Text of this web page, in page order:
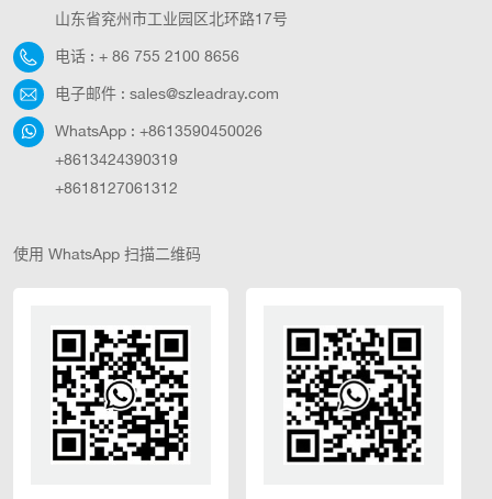
山东省兖州市工业园区北环路17号
电话 : + 86 755 2100 8656
电子邮件 : sales@szleadray.com
WhatsApp : +8613590450026
+8613424390319
+8618127061312
使用 WhatsApp 扫描二维码